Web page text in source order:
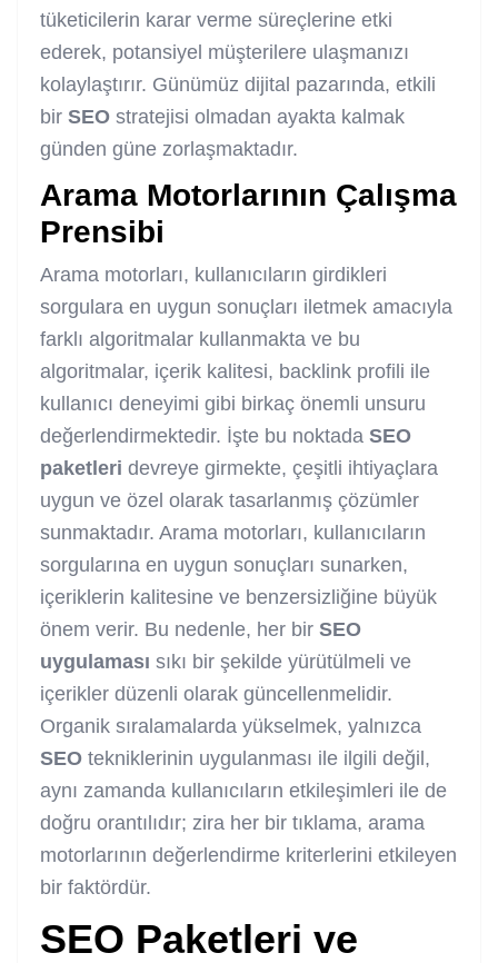
tüketicilerin karar verme süreçlerine etki
ederek, potansiyel müşterilere ulaşmanızı
kolaylaştırır. Günümüz dijital pazarında, etkili
bir SEO stratejisi olmadan ayakta kalmak
günden güne zorlaşmaktadır.
Arama Motorlarının Çalışma
Prensibi
Arama motorları, kullanıcıların girdikleri
sorgulara en uygun sonuçları iletmek amacıyla
farklı algoritmalar kullanmakta ve bu
algoritmalar, içerik kalitesi, backlink profili ile
kullanıcı deneyimi gibi birkaç önemli unsuru
değerlendirmektedir. İşte bu noktada SEO
paketleri devreye girmekte, çeşitli ihtiyaçlara
uygun ve özel olarak tasarlanmış çözümler
sunmaktadır. Arama motorları, kullanıcıların
sorgularına en uygun sonuçları sunarken,
içeriklerin kalitesine ve benzersizliğine büyük
önem verir. Bu nedenle, her bir SEO
uygulaması sıkı bir şekilde yürütülmeli ve
içerikler düzenli olarak güncellenmelidir.
Organik sıralamalarda yükselmek, yalnızca
SEO tekniklerinin uygulanması ile ilgili değil,
aynı zamanda kullanıcıların etkileşimleri ile de
doğru orantılıdır; zira her bir tıklama, arama
motorlarının değerlendirme kriterlerini etkileyen
bir faktördür.
SEO Paketleri ve